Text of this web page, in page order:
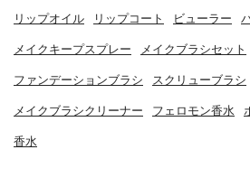
リップオイル リップコート ビューラー
メイクキープスプレー メイクブラシセット
ファンデーションブラシ スクリューブラシ
メイクブラシクリーナー フェロモン香水
香水